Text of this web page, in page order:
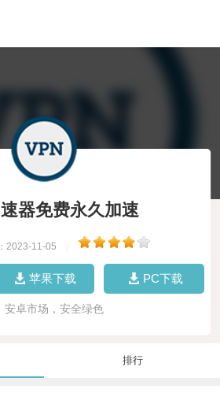
器免费永久加速
2023-11-05
苹果下载 PC下载
安卓市场，安全绿色
排行